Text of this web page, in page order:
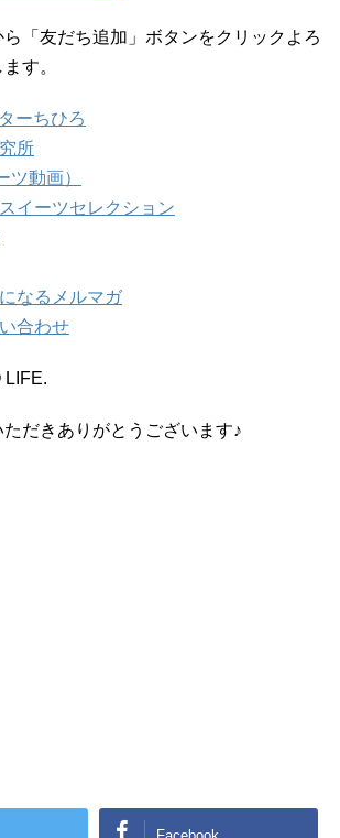
「友だち追加」ボタンをクリックよろ
す。
ーちひろ
所
ツ動画）
イーツセレクション
なるメルマガ
合わせ
LIFE.
だきありがとうございます♪